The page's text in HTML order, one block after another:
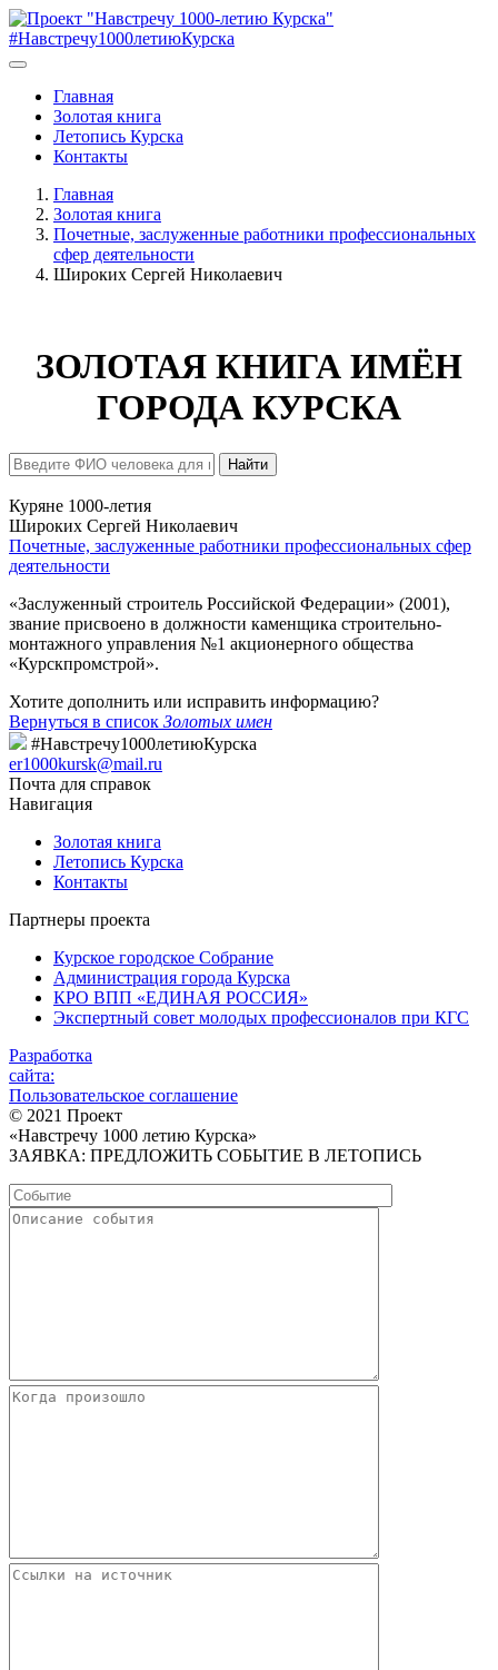
#Навстречу1000летиюКурска
Главная
Золотая книга
Летопись Курска
Контакты
Главная
Золотая книга
Почетные, заслуженные работники профессиональных
сфер деятельности
Широких Сергей Николаевич
ЗОЛОТАЯ КНИГА ИМЁН
ГОРОДА КУРСКА
Найти
Куряне 1000-летия
Широких Сергей Николаевич
Почетные, заслуженные работники профессиональных сфер
деятельности
«Заслуженный строитель Российской Федерации» (2001),
звание присвоено в должности каменщика строительно-
монтажного управления №1 акционерного общества
«Курскпромстрой».
Хотите дополнить или исправить информацию?
Вернуться в список Золотых имен
#Навстречу1000летиюКурска
er1000kursk@mail.ru
Почта для справок
Навигация
Золотая книга
Летопись Курска
Контакты
Партнеры проекта
Курское городское Собрание
Администрация города Курска
КРО ВПП «ЕДИНАЯ РОССИЯ»
Экспертный совет молодых профессионалов при КГС
Разработка
сайта:
Пользовательское соглашение
© 2021 Проект
«Навстречу 1000 летию Курска»
ЗАЯВКА: ПРЕДЛОЖИТЬ СОБЫТИЕ В ЛЕТОПИСЬ